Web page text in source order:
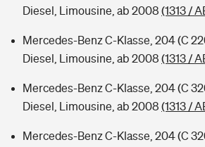
Diesel, Limousine, ab 2008 (1313 /
Mercedes-Benz C-Klasse, 204 (C
Diesel, Limousine, ab 2008 (1313 /
Mercedes-Benz C-Klasse, 204 (C
Diesel, Limousine, ab 2008 (1313 /
Mercedes-Benz C-Klasse, 204 (C